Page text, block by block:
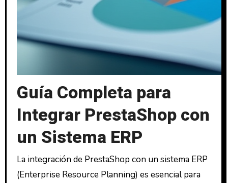
Guía Completa para
Integrar PrestaShop con
un Sistema ERP
La integración de PrestaShop con un sistema ERP
(Enterprise Resource Planning) es esencial para